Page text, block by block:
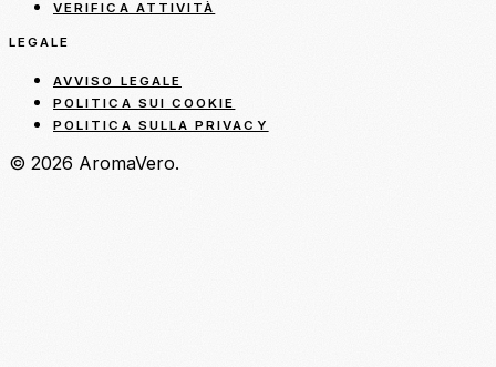
VERIFICA ATTIVITÀ
LEGALE
AVVISO LEGALE
POLITICA SUI COOKIE
POLITICA SULLA PRIVACY
© 2026 AromaVero.